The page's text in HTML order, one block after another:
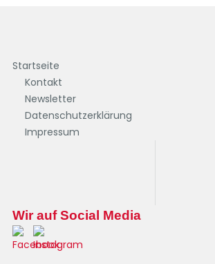
Startseite
Kontakt
Newsletter
Datenschutzerklärung
Impressum
Wir auf Social Media